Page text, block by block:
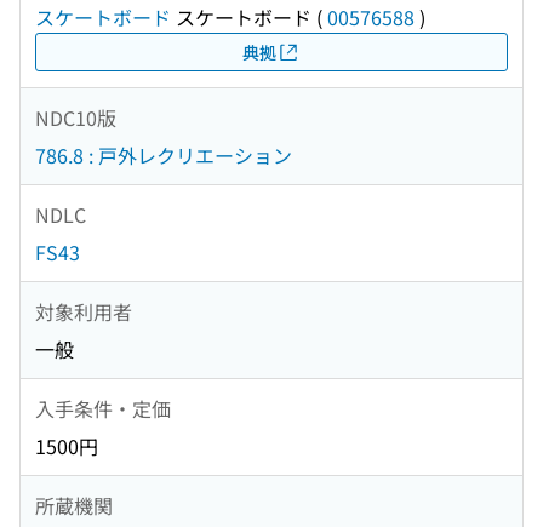
スケートボード スケートボード (00576588 )
典拠
NDC10版
786.8 : 戸外レクリエーション
NDLC
FS43
対象利用者
一般
入手条件・定価
1500円
所蔵機関